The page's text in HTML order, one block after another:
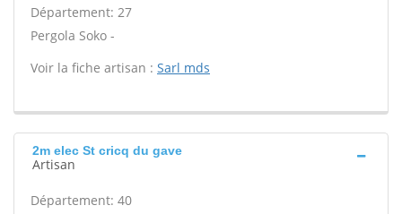
Département: 27
Pergola Soko -
Voir la fiche artisan : Sarl mds
2m elec St cricq du gave
Artisan
Département: 40